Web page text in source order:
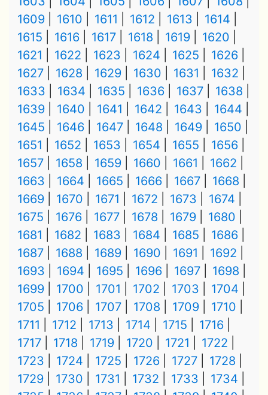
1609
1610 1611 1612 1613
1614
1615
1616 1617 1618 1619
1620
1621
1622 1623 1624 1625
1626
1627
1628 1629 1630 1631
1632
1633
1634 1635 1636 1637
1638
1639
1640 1641 1642 1643
1644
1645
1646 1647 1648 1649
1650
1651
1652 1653 1654 1655
1656
1657
1658 1659 1660 1661
1662
1663
1664 1665 1666 1667
1668
1669
1670 1671 1672 1673
1674
1675
1676 1677 1678 1679
1680
1681
1682 1683 1684 1685
1686
1687
1688 1689 1690 1691
1692
1693
1694 1695 1696 1697
1698
1699
1700 1701 1702 1703
1704
1705
1706 1707 1708 1709
1710
1711
1712 1713 1714 1715
1716
1717
1718 1719 1720 1721
1722
1723
1724 1725 1726 1727
1728
1729
1730 1731 1732 1733
1734